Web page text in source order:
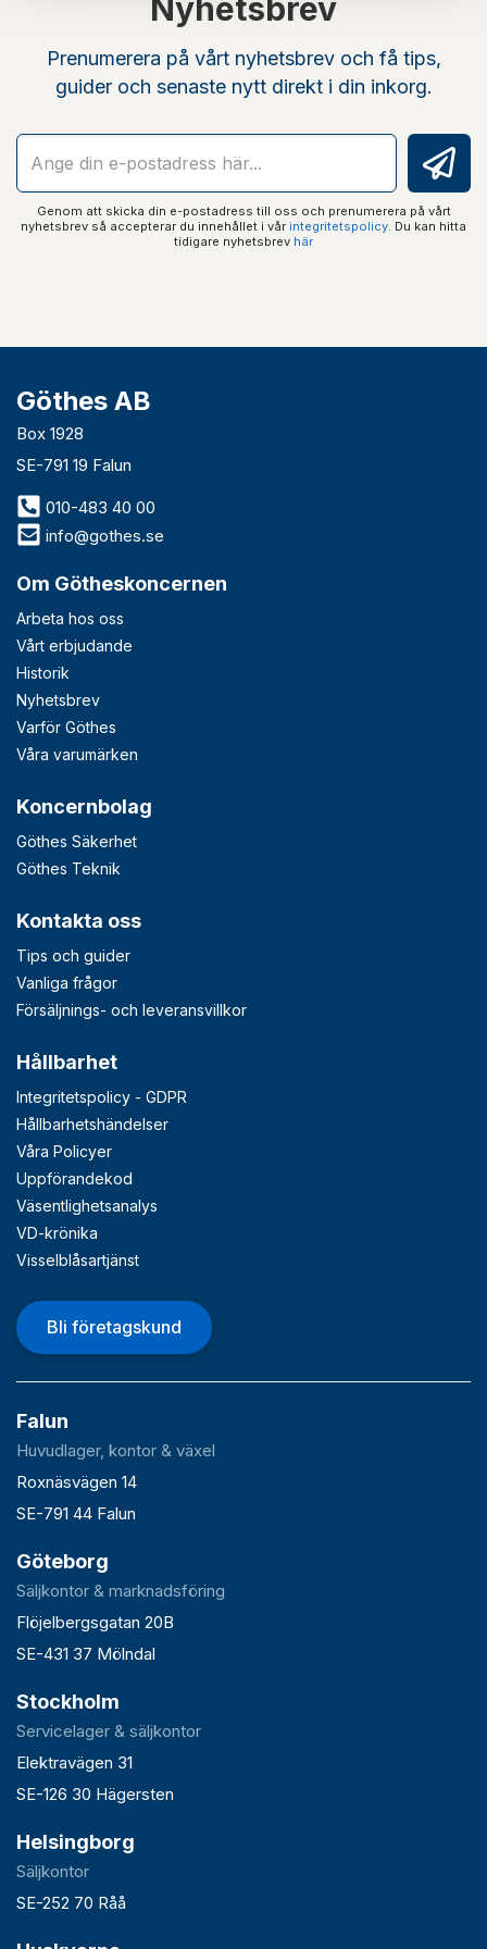
Nyhetsbrev
Prenumerera på vårt nyhetsbrev och få tips,
guider och senaste nytt direkt i din inkorg.
Genom att skicka din e-postadress till oss och prenumerera på vårt
nyhetsbrev så accepterar du innehållet i vår integritetspolicy . Du kan hitta
tidigare nyhetsbrev här
Göthes AB
Box 1928
SE-791 19 Falun
010-483 40 00
info@gothes.se
Om Götheskoncernen
Arbeta hos oss
Vårt erbjudande
Historik
Nyhetsbrev
Varför Göthes
Våra varumärken
Koncernbolag
Göthes Säkerhet
Göthes Teknik
Kontakta oss
Tips och guider
Vanliga frågor
Försäljnings- och leveransvillkor
Hållbarhet
Integritetspolicy - GDPR
Hållbarhetshändelser
Våra Policyer
Uppförandekod
Väsentlighetsanalys
VD-krönika
Visselblåsartjänst
Bli företagskund
Falun
Huvudlager, kontor & växel
Roxnäsvägen 14
SE-791 44 Falun
Göteborg
Säljkontor & marknadsföring
Flöjelbergsgatan 20B
SE-431 37 Mölndal
Stockholm
Servicelager & säljkontor
Elektravägen 31
SE-126 30 Hägersten
Helsingborg
Säljkontor
SE-252 70 Råå